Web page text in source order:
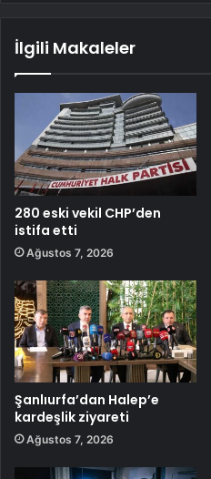
İlgili Makaleler
280 eski vekil CHP’den
istifa etti
Ağustos 7, 2026
Şanlıurfa’dan Halep’e
kardeşlik ziyareti
Ağustos 7, 2026